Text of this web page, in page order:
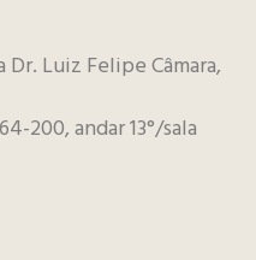
Luiz Felipe Câmara,
200, andar 13°/sala